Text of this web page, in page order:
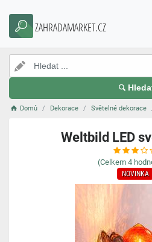
ZAHRADAMARKET.CZ
Domů Dekorace Světelné dekorace
Weltbild LED
(Celkem 4
NOVINKA